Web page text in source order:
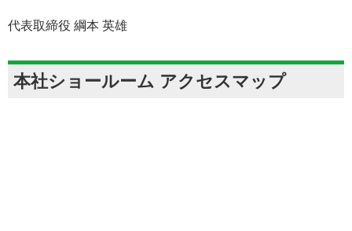
代表取締役 綱本 英雄
本社ショールーム アクセスマップ